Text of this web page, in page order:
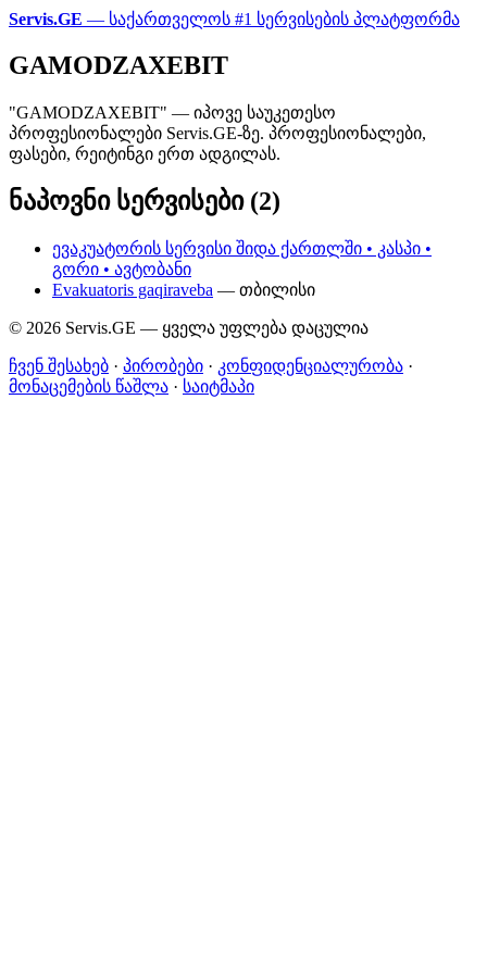
Servis.GE — საქართველოს #1 სერვისების პლატფორმა
GAMODZAXEBIT
"GAMODZAXEBIT" — იპოვე საუკეთესო
პროფესიონალები Servis.GE-ზე. პროფესიონალები,
ფასები, რეიტინგი ერთ ადგილას.
ნაპოვნი სერვისები (2)
ევაკუატორის სერვისი შიდა ქართლში • კასპი •
გორი • ავტობანი
Evakuatoris gaqiraveba — თბილისი
© 2026 Servis.GE — ყველა უფლება დაცულია
ჩვენ შესახებ · პირობები · კონფიდენციალურობა ·
მონაცემების წაშლა · საიტმაპი